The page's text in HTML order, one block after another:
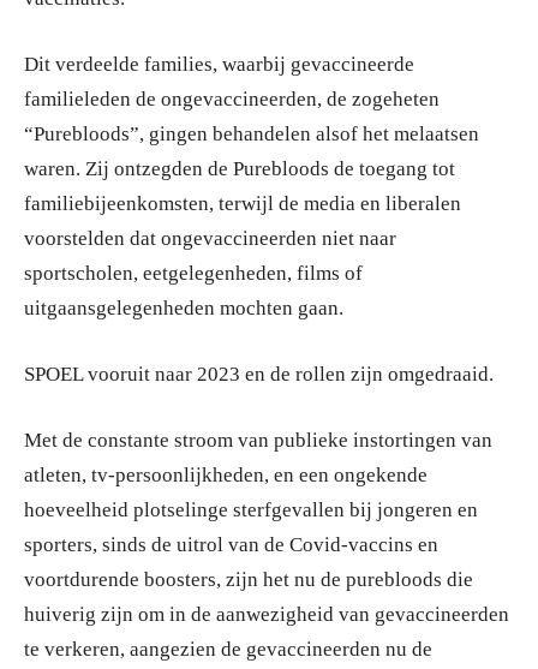
Dit verdeelde families, waarbij gevaccineerde
familieleden de ongevaccineerden, de zogeheten
“Purebloods”, gingen behandelen alsof het melaatsen
waren. Zij ontzegden de Purebloods de toegang tot
familiebijeenkomsten, terwijl de media en liberalen
voorstelden dat ongevaccineerden niet naar
sportscholen, eetgelegenheden, films of
uitgaansgelegenheden mochten gaan.
SPOEL vooruit naar 2023 en de rollen zijn omgedraaid.
Met de constante stroom van publieke instortingen van
atleten, tv-persoonlijkheden, en een ongekende
hoeveelheid plotselinge sterfgevallen bij jongeren en
sporters, sinds de uitrol van de Covid-vaccins en
voortdurende boosters, zijn het nu de purebloods die
huiverig zijn om in de aanwezigheid van gevaccineerden
te verkeren, aangezien de gevaccineerden nu de